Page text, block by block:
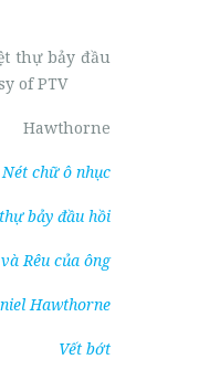
thự bảy đầu
of PTV
Hawthorne
Nét chữ ô nhục
bảy đầu hồi
Rêu của ông
Hawthorne
Vết bớt